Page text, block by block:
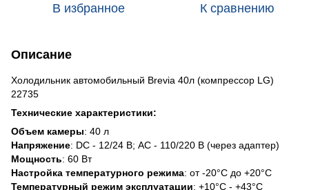
В избранное К сравнению
Описание
Холодильник автомобильный Brevia 40л (компрессор LG)
22735
Технические характеристики:
Объем камеры: 40 л
Напряжение: DC - 12/24 В; AC - 110/220 В (через адаптер)
Мощность: 60 Вт
Настройка температурного режима: от -20°C до +20°C
Температурный режим эксплуатации: +10°C - +43°C